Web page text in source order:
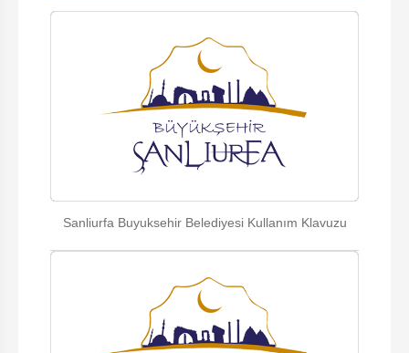
Sanliurfa Buyuksehir Belediyesi Kullanım Klavuzu